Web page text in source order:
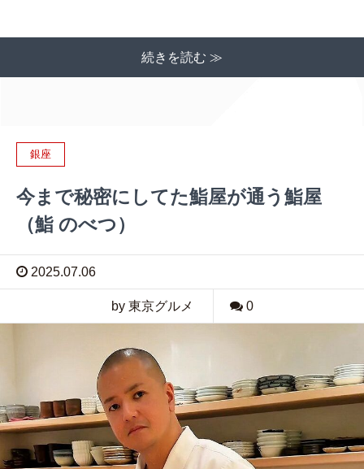
続きを読む ≫
銀座
今まで秘密にしてた鮨屋が通う鮨屋
（鮨 のべつ）
2025.07.06
by 東京グルメ 0